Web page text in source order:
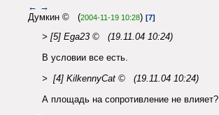
← →
Думкин © (2004-11-19 10:28) [7]
> [5] Ega23 © (19.11.04 10:24)
В условии все есть.
> [4] KilkennyCat © (19.11.04 10:24)
А площадь на сопротивление не влияет?